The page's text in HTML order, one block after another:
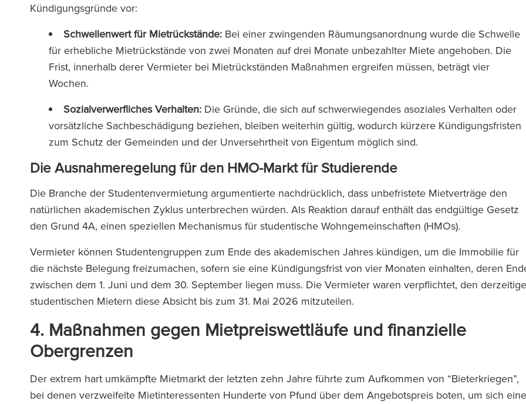
Kündigungsgründe vor:
Schwellenwert für Mietrückstände: Bei einer zwingenden Räumungsanordnung wurde die Schwelle
für erhebliche Mietrückstände von zwei Monaten auf drei Monate unbezahlter Miete angehoben. Die
Frist, innerhalb derer Vermieter bei Mietrückständen Maßnahmen ergreifen müssen, beträgt vier
Wochen.
Sozialverwerfliches Verhalten: Die Gründe, die sich auf schwerwiegendes asoziales Verhalten oder
vorsätzliche Sachbeschädigung beziehen, bleiben weiterhin gültig, wodurch kürzere Kündigungsfristen
zum Schutz der Gemeinden und der Unversehrtheit von Eigentum möglich sind.
Die Ausnahmeregelung für den HMO-Markt für Studierende
Die Branche der Studentenvermietung argumentierte nachdrücklich, dass unbefristete Mietverträge den
natürlichen akademischen Zyklus unterbrechen würden. Als Reaktion darauf enthält das endgültige Gesetz
den Grund 4A, einen speziellen Mechanismus für studentische Wohngemeinschaften (HMOs).
Vermieter können Studentengruppen zum Ende des akademischen Jahres kündigen, um die Immobilie für
die nächste Belegung freizumachen, sofern sie eine Kündigungsfrist von vier Monaten einhalten, deren
zwischen dem 1. Juni und dem 30. September liegen muss. Die Vermieter waren verpflichtet, den
studentischen Mietern diese Absicht bis zum 31. Mai 2026 mitzuteilen.
4. Maßnahmen gegen Mietpreiswettläufe und finanzielle
Obergrenzen
Der extrem hart umkämpfte Mietmarkt der letzten zehn Jahre führte zum Aufkommen von “Bieterkriegen”,
bei denen verzweifelte Mietinteressenten Hunderte von Pfund über dem Angebotspreis boten, um sich eine